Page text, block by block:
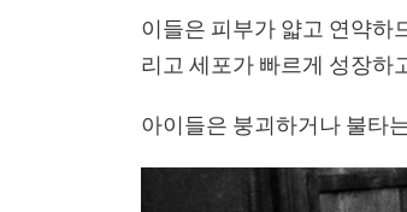
이들은 피부가 얇고 연약하
리고 세포가 빠르게 성장하
아이들은 붕괴하거나 불타